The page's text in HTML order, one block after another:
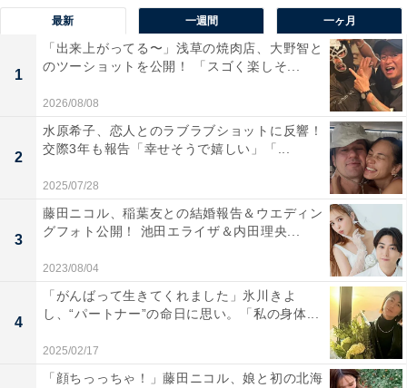
最新 一週間 一ヶ月
1
「出来上がってる〜」浅草の焼肉店、大野智と
のツーショットを公開！ 「スゴく楽しそ...
2026/08/08
2
水原希子、恋人とのラブラブショットに反響！
交際3年も報告「幸せそうで嬉しい」「...
2025/07/28
3
藤田ニコル、稲葉友との結婚報告＆ウエディン
グフォト公開！ 池田エライザ＆内田理央...
2023/08/04
4
「がんばって生きてくれました」氷川きよ
し、“パートナー”の命日に思い。「私の身体...
2025/02/17
「顔ちっっちゃ！」藤田ニコル、娘と初の北海